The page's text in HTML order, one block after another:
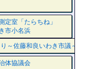
測定室「たらちね」
市小名浜
～佐藤和良いわき市議～
体協議会